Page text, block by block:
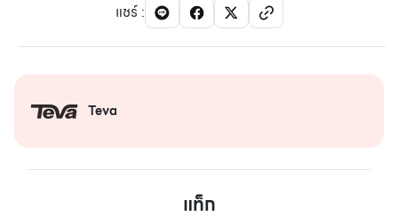
แชร์:
Teva
แท็ก